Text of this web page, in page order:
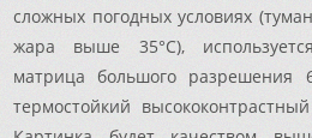
сложных погодных условиях
жара выше 35°C), используется
матрица большого разрешения
термостойкий